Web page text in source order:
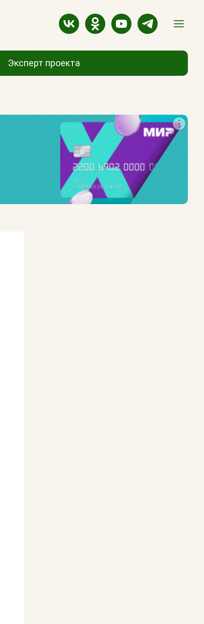
Эксперт проекта